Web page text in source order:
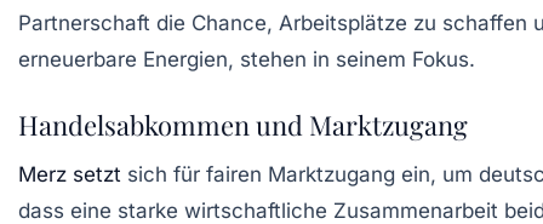
Partnerschaft die Chance, Arbeitsplätze zu schaffen
erneuerbare Energien, stehen in seinem Fokus.
Handelsabkommen und Marktzugang
Merz setzt sich für fairen Marktzugang ein, um
dass eine starke wirtschaftliche Zusammenarbeit